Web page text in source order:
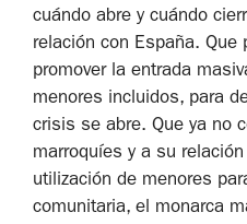
cuándo abre y cuándo
relación con España. Que
promover la entrada
menores incluidos, para
crisis se abre. Que ya no
marroquíes y a su
utilización de menores
comunitaria, el monarca